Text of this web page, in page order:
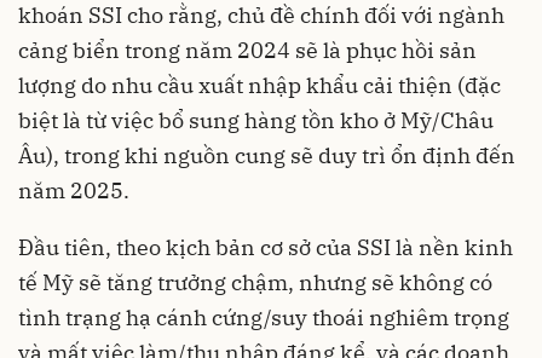
khoán SSI cho rằng, chủ đề chính đối với ngành
cảng biển trong năm 2024 sẽ là phục hồi sản
lượng do nhu cầu xuất nhập khẩu cải thiện (đặc
biệt là từ việc bổ sung hàng tồn kho ở Mỹ/Châu
Âu), trong khi nguồn cung sẽ duy trì ổn định đến
năm 2025.
Đầu tiên, theo kịch bản cơ sở của SSI là nền kinh
tế Mỹ sẽ tăng trưởng chậm, nhưng sẽ không có
tình trạng hạ cánh cứng/suy thoái nghiêm trọng